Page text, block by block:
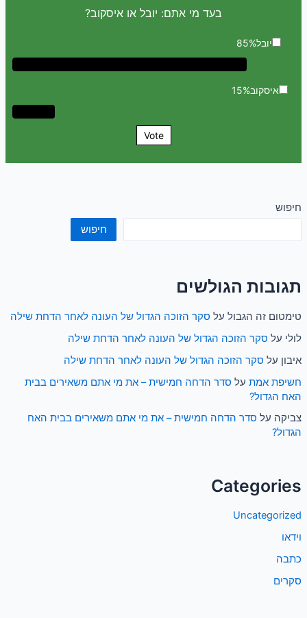
בעד מי אתם: יובל או איסקוב?
יובל85%
איסקוב15%
Vote
חיפוש
חיפוש
תגובות הגולשים
טימטום זה הגבולעלסקר הזוכה הגדול של העונה לאחר הדחת שילה
לוליעלסקר הזוכה הגדול של העונה לאחר הדחת שילה
איבוןעלסקר הזוכה הגדול של העונה לאחר הדחת שילה
חשיפת אמתעלסדר הדחה חמישית – את מי אתם משאירים בבית
האח הגדול?
צביקהעלסדר הדחה חמישית – את מי אתם משאירים בבית האח
הגדול?
Categories
Uncategorized
וידאו
כתבה
סקרים